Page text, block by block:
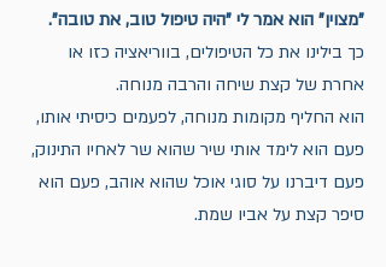
"מצוין" הוא אמר לי "היה טיפול טוב, את טובה".
כך בילינו את כל הטיפולים, בווריאציה כזו או
אחרת של קצת שיחה והרבה מנוחה.
הוא החליף מקומות מנוחה, לפעמים כיסיתי אותו,
פעם הוא לימד אותי שיר שהוא שר לאחיו התינוק,
פעם דיברנו על סוגי אוכל שהוא אוהב, פעם הוא
סיפר קצת על אביו שמת.